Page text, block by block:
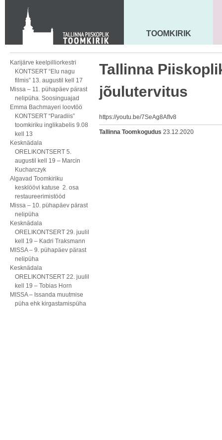
KONTAKT
Toom-Kooli 6, 10130 TALLINN
tallinna.toom@eelk.ee
MAARJA KIRIK
TOOMKIRIK
Karijärve keelpilliorkestri
KONTSERT “Elu nagu
filmis” 13. augustil kell 17
Missa – 11. pühapäev pärast
nelipüha. Soosinguajad
Emma Bachmayeri loovtöö
KONTSERT “Paradiis”
toomkiriku inglikabelis 9.08
kell 13
Kesknädala
ORELIKONTSERT 5.
augustil kell 19 – Marcin
Kucharczyk
Algavad Toomkiriku
kesklöövi katuse 2. osa
restaureerimistööd
Missa – 10. pühapäev pärast
nelipüha
Kesknädala
ORELIKONTSERT 29. juulil
kell 19 – Kadri Traksmann
MISSA – 9. pühapäev pärast
nelipüha
Kesknädala
ORELIKONTSERT 22. juulil
kell 19 – Tobias Horn
MISSA – Issanda muutmise
püha ehk kirgastamispüha
Tallinna
jõulutervitus
https://youtu.be/7SeAg8AfIv8
Tallinna Toomkogudus 23.12.2020